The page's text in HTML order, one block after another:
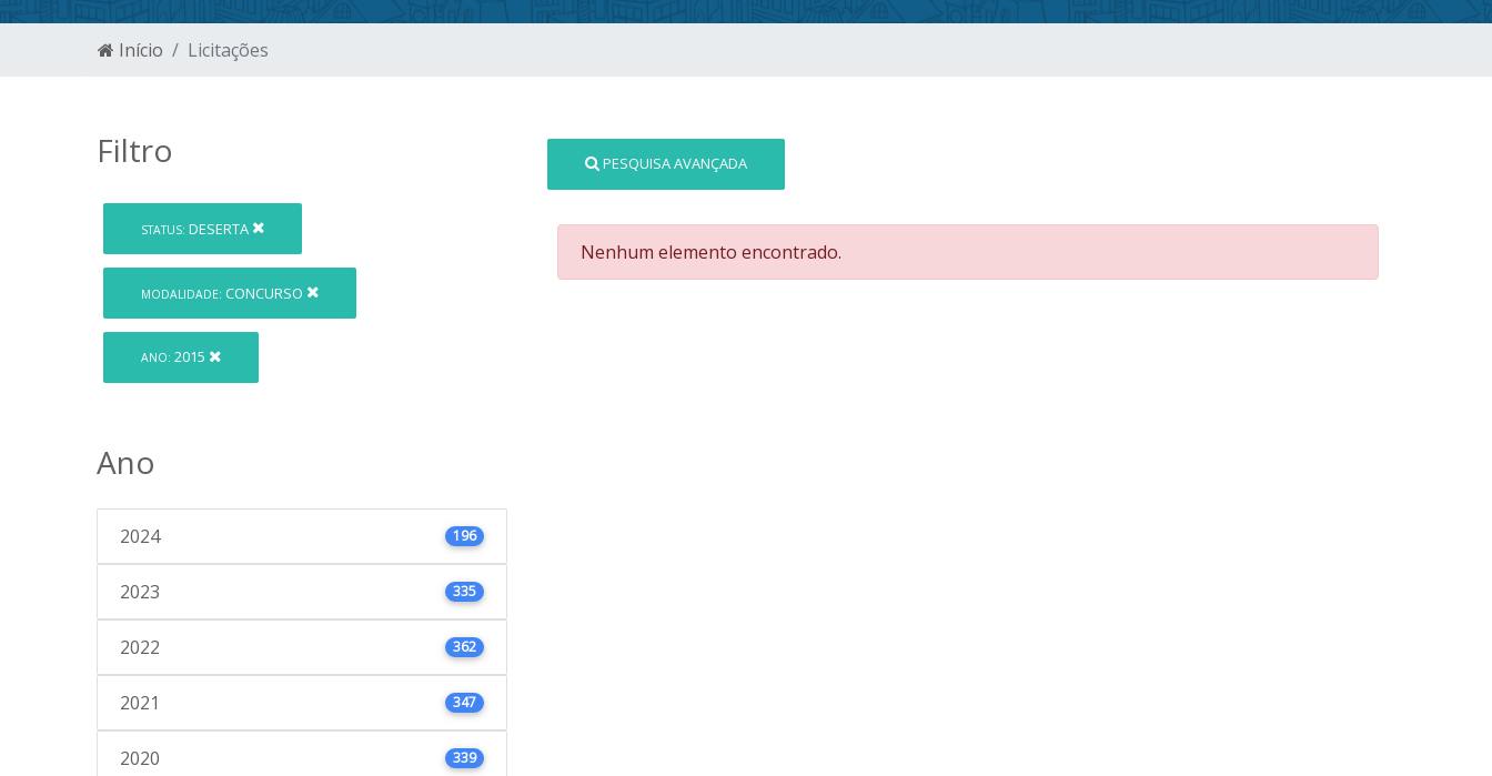
Início Licitações
Filtro
STATUS: DESERTA
MODALIDADE: CONCURSO
ANO: 2015
Ano
2024 196
2023 335
2022 362
2021 347
2020 339
PESQUISA AVANÇADA
Nenhum elemento encontrado.